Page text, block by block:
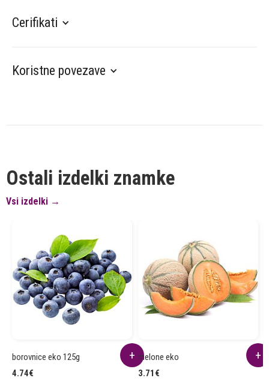
Cerifikati
Koristne povezave
Ostali izdelki znamke
Vsi izdelki →
borovnice eko 125g
4.74€
melone eko
3.71 €